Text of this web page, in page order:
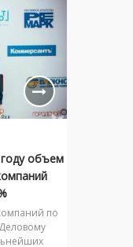
объем
по